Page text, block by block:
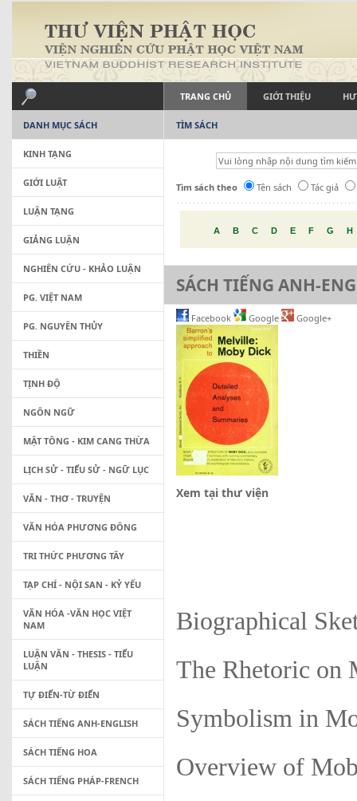
TRANG CHỦ GIỚI THIỆU
TÌM SÁCH
Tìm sách theo Tên sách Tác giả
A B C D E F G H
SÁCH TIẾNG ANH-
Facebook Google Google+
Xem tại thư viện
Biographical
The Rhetoric on
Symbolism in
Overview of
DANH MỤC SÁCH
KINH TẠNG
GIỚI LUẬT
LUẬN TẠNG
GIẢNG LUẬN
NGHIÊN CỨU - KHẢO LUẬN
PG. VIỆT NAM
PG. NGUYÊN THỦY
THIỀN
TỊNH ĐỘ
NGÔN NGỮ
MẬT TÔNG - KIM CANG THỪA
LỊCH SỬ - TIỂU SỬ - NGỮ LỤC
VĂN - THƠ - TRUYỆN
VĂN HÓA PHƯƠNG ĐÔNG
TRI THỨC PHƯƠNG TÂY
TẠP CHÍ - NỘI SAN - KỶ YẾU
VĂN HÓA -VĂN HỌC VIỆT
NAM
LUẬN VĂN - THESIS - TIỂU
LUẬN
TỰ ĐIỂN-TỪ ĐIỂN
SÁCH TIẾNG ANH-ENGLISH
SÁCH TIẾNG HOA
SÁCH TIẾNG PHÁP-FRENCH